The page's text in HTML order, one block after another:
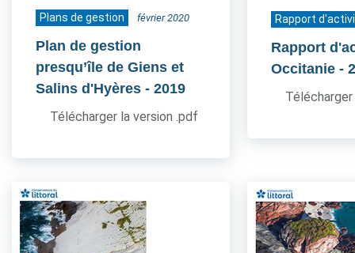
Plans de gestion février 2020
Plan de gestion
presqu’île de Giens et
Salins d'Hyères - 2019
Télécharger la version .pdf
Rapport
Rapport
Occitanie -